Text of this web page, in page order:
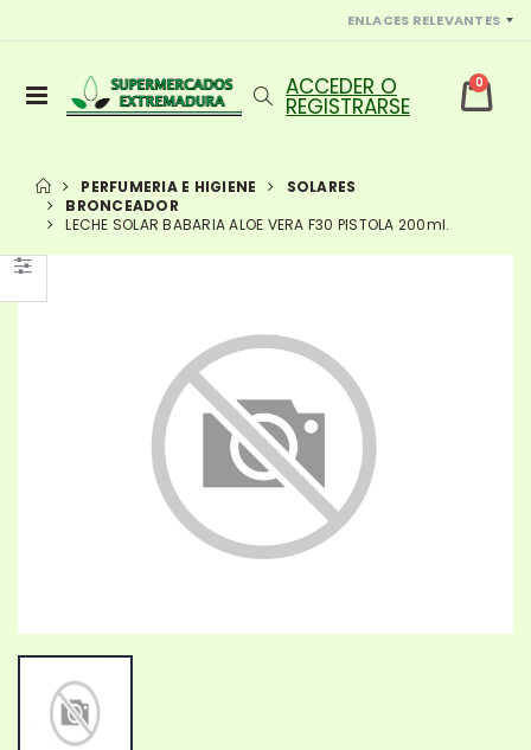
ENLACES RELEVANTES
0
PERFUMERIA E HIGIENE
SOLARES
BRONCEADOR
LECHE SOLAR BABARIA ALOE VERA F30 PISTOLA 200ml.